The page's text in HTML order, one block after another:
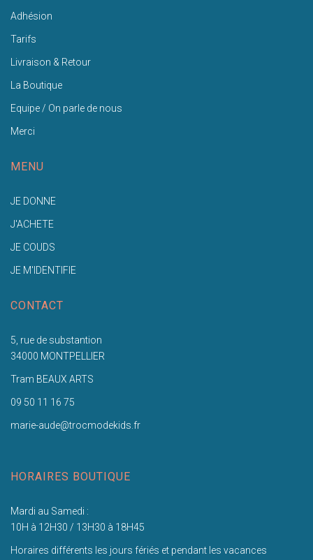
Adhésion
Tarifs
Livraison & Retour
La Boutique
Equipe / On parle de nous
Merci
MENU
JE DONNE
J'ACHETE
JE COUDS
JE M'IDENTIFIE
CONTACT
5, rue de substantion
34000 MONTPELLIER
Tram BEAUX ARTS
09 50 11 16 75
marie-aude@trocmodekids.fr
HORAIRES BOUTIQUE
Mardi au Samedi :
10H à 12H30 / 13H30 à 18H45
Horaires différents les jours fériés et pendant les vacances